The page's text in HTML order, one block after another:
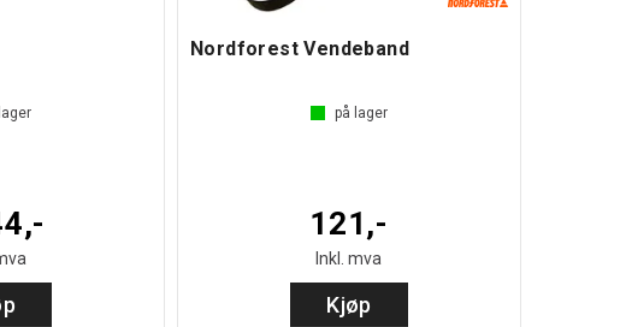
Nordforest Vendeband
på lager
121,-
Inkl. mva
Kjøp